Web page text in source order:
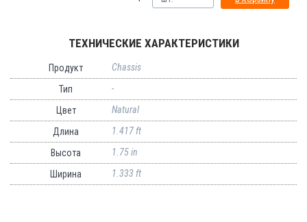
ТЕХНИЧЕСКИЕ ХАРАКТЕРИСТИКИ
Продукт
Chassis
Тип
-
Цвет
Natural
Длина
1.417 ft
Высота
1.75 in
Ширина
1.333 ft